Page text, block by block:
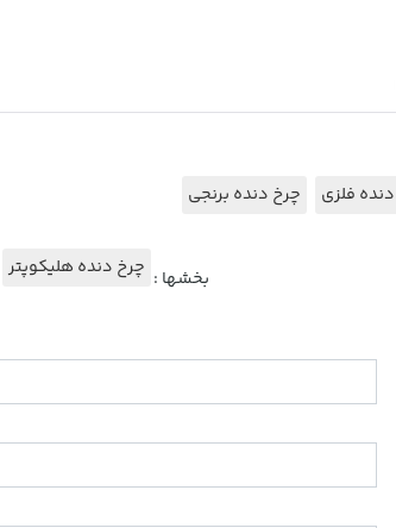
فلزی چرخ دنده برنجی
بخشها : چرخ دنده هلیکوپتر